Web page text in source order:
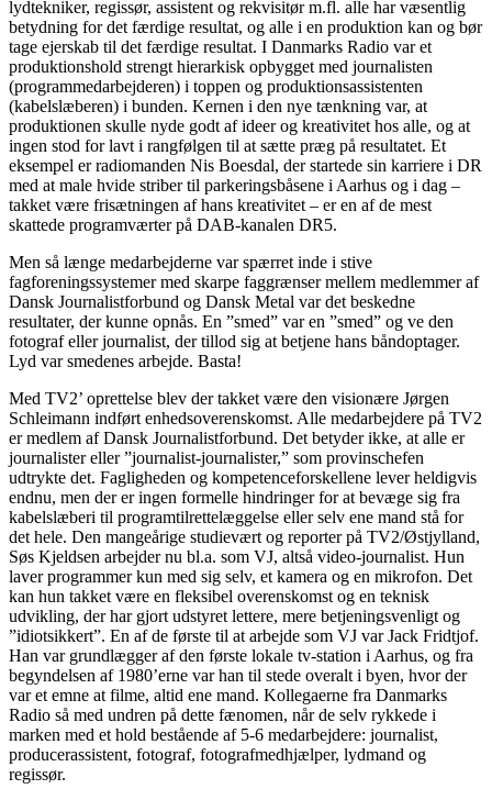
lydtekniker, regissør, assistent og rekvisitør m.fl. alle har væsentlig
betydning for det færdige resultat, og alle i en produktion kan og bør
tage ejerskab til det færdige resultat. I Danmarks Radio var et
produktionshold strengt hierarkisk opbygget med journalisten
(programmedarbejderen) i toppen og produktionsassistenten
(kabelslæberen) i bunden. Kernen i den nye tænkning var, at
produktionen skulle nyde godt af ideer og kreativitet hos alle, og at
ingen stod for lavt i rangfølgen til at sætte præg på resultatet. Et
eksempel er radiomanden Nis Boesdal, der startede sin karriere i DR
med at male hvide striber til parkeringsbåsene i Aarhus og i dag –
takket være frisætningen af hans kreativitet – er en af de mest
skattede programværter på DAB-kanalen DR5.
Men så længe medarbejderne var spærret inde i stive
fagforeningssystemer med skarpe faggrænser mellem medlemmer af
Dansk Journalistforbund og Dansk Metal var det beskedne
resultater, der kunne opnås. En ”smed” var en ”smed” og ve den
fotograf eller journalist, der tillod sig at betjene hans båndoptager.
Lyd var smedenes arbejde. Basta!
Med TV2’ oprettelse blev der takket være den visionære Jørgen
Schleimann indført enhedsoverenskomst. Alle medarbejdere på TV2
er medlem af Dansk Journalistforbund. Det betyder ikke, at alle er
journalister eller ”journalist-journalister,” som provinschefen
udtrykte det. Fagligheden og kompetenceforskellene lever heldigvis
endnu, men der er ingen formelle hindringer for at bevæge sig fra
kabelslæberi til programtilrettelæggelse eller selv ene mand stå for
det hele. Den mangeårige studievært og reporter på TV2/Østjylland,
Søs Kjeldsen arbejder nu bl.a. som VJ, altså video-journalist. Hun
laver programmer kun med sig selv, et kamera og en mikrofon. Det
kan hun takket være en fleksibel overenskomst og en teknisk
udvikling, der har gjort udstyret lettere, mere betjeningsvenligt og
”idiotsikkert”. En af de første til at arbejde som VJ var Jack Fridtjof.
Han var grundlægger af den første lokale tv-station i Aarhus, og fra
begyndelsen af 1980’erne var han til stede overalt i byen, hvor der
var et emne at filme, altid ene mand. Kollegaerne fra Danmarks
Radio så med undren på dette fænomen, når de selv rykkede i
marken med et hold bestående af 5-6 medarbejdere: journalist,
producerassistent, fotograf, fotografmedhjælper, lydmand og
regissør.